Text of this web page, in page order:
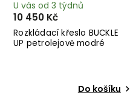
Rozkládací křeslo BUCKLE
UP petrolejově modré
U vás od 3 týdnů
10 450 Kč
Do košíku